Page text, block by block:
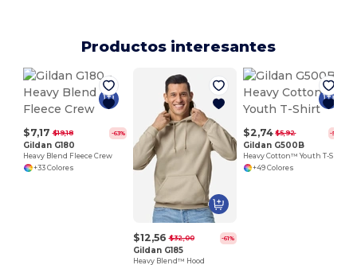
Productos interesantes
$7,17 $19,18 -63%
Gildan G180
Heavy Blend Fleece Crew
+33 Colores
$12,56 $32,00 -61%
Gildan G185
Heavy Blend™ Hood
$2,74 $5,92 -54%
Gildan G500B
+49 Colores